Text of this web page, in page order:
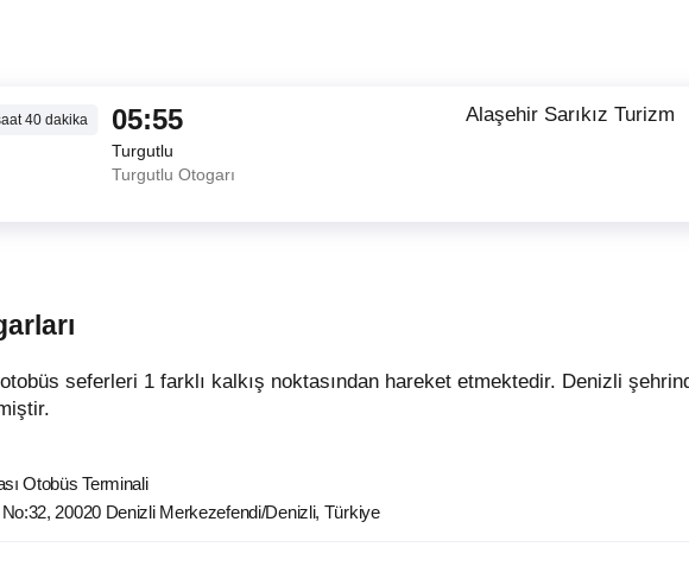
40 dakika 05:55
Turgutlu
Turgutlu Otogarı
Alaşehir Sarıkız Turizm
Otobüs Terminali
20020 Denizli Merkezefendi/Denizli, Türkiye